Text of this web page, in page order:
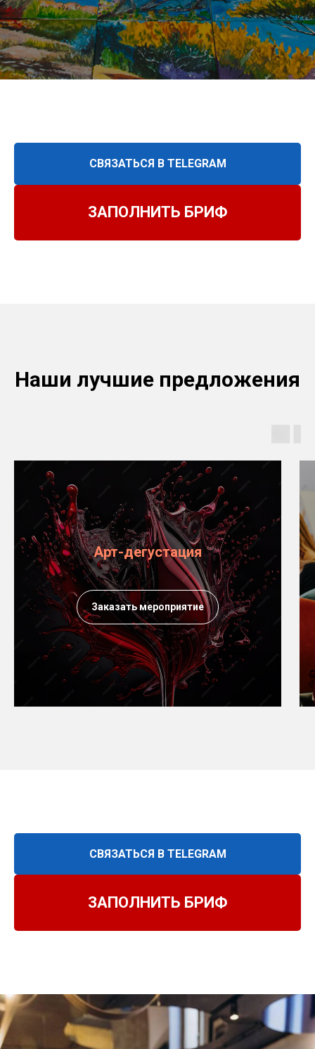
СВЯЗАТЬСЯ В TELEGRAM
ЗАПОЛНИТЬ БРИФ
Наши лучшие предложения
Арт-дегустация
Заказать мероприятие
СВЯЗАТЬСЯ В TELEGRAM
ЗАПОЛНИТЬ БРИФ